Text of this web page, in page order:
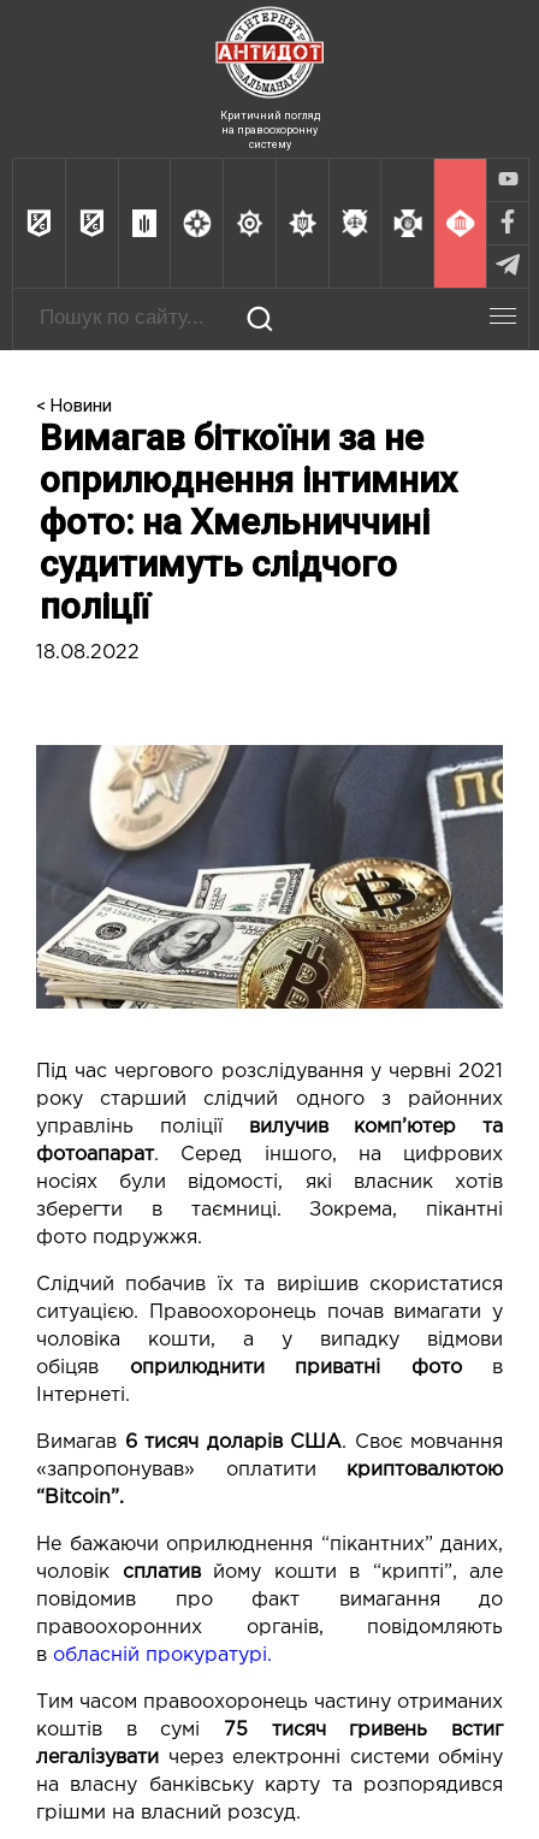
Критичний погляд
на правоохоронну
систему
< Новини
Вимагав біткоїни за не
оприлюднення інтимних
фото: на Хмельниччині
судитимуть слідчого
поліції
18.08.2022
Під час чергового розслідування у червні 2021
року старший слідчий одного з районних
управлінь поліції вилучив комп’ютер та
фотоапарат. Серед іншого, на цифрових
носіях були відомості, які власник хотів
зберегти в таємниці. Зокрема, пікантні
фото подружжя.
Слідчий побачив їх та вирішив скористатися
ситуацією. Правоохоронець почав вимагати у
чоловіка кошти, а у випадку відмови
обіцяв оприлюднити приватні фотов
Інтернеті.
Вимагав 6 тисяч доларів США. Своє мовчання
«запропонував» оплатити криптовалютою
“Bitcoin”.
Не бажаючи оприлюднення “пікантних” даних,
чоловік сплативйому кошти в “крипті”, але
повідомив про факт вимагання до
правоохоронних органів, повідомляють
в обласній прокуратурі.
Тим часом правоохоронець частину отриманих
коштів в сумі 75 тисяч гривень
встиг
легалізувати через електронні системи обміну
на власну банківську карту та розпорядився
грішми на власний розсуд.